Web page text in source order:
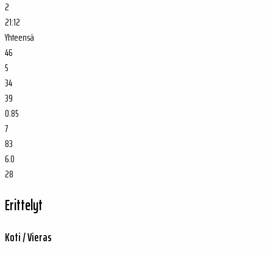
2
21:12
Yhteensä
46
5
34
39
0.85
7
83
6.0
28
Erittelyt
Koti / Vieras